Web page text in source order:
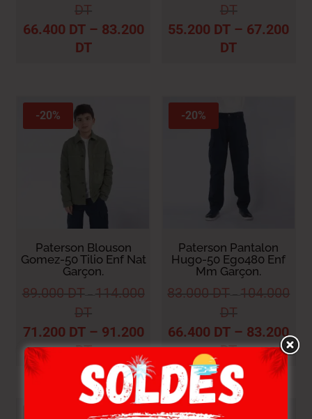
DT
66.400 DT– 83.200
DT
DT
55.200 DT – 67.200
DT
-20%
Paterson Blouson
Gomez-50 Tilio Enf Nat
Garçon.
89.000 DT
114.000
DT
71.200 DT– 91.200
DT
-20%
Paterson Pantalon
Hugo-50 Ego480 Enf
Mm Garçon.
83.000 DT
104.000
DT
66.400 DT – 83.200
DT